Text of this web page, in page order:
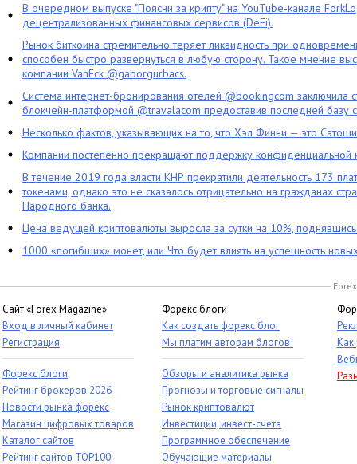
В очередном выпуске "Поясни за крипту" на YouTube-канале
децентрализованных финансовых сервисов (DeFi).
Рынок биткоина стремительно теряет ликвидность при
способен быстро развернуться в любую сторону. Такое мнение
компании VanEck @gaborgurbacs.
Система интернет-бронирования отелей @bookingcom заключила
блокчейн-платформой @travalacom предоставив последней базу
Несколько фактов, указывающих на то, что Хэл Финни — это
Компании постепенно прекращают поддержку конфиденциальной
В течение 2019 года власти КНР прекратили деятельность 173
токенами, однако это не сказалось отрицательно на гражданах
Народного банка.
Цена ведущей криптовалюты выросла за сутки на 10%,
1000 «погибших» монет, или Что будет влиять на успешность
Сайт «Forex Magazine»
Вход в личный кабинет
Регистрация
Форекс блоги
Рейтинг брокеров 2026
Новости рынка форекс
Магазин цифровых товаров
Каталог сайтов
Рейтинг сайтов TOP100
Форекс блоги
Как создать форекс блог
Мы платим авторам блогов!
Обзоры и аналитика рынка
Прогнозы и торговые сигналы
Рынок криптовалют
Инвестиции, инвест-счета
Программное обеспечение
Обучающие материалы
Как